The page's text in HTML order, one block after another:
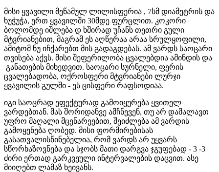
მისი ყვავილი მეწამულ ლილისფერია , 7სმ დიამეტრის და
ხუჭუჭა, ერთ ყვავილში 30მდე ფურცლით. კოკორი
ბოლომდე იშლება დ ხშირად უჩანს თეთრი გული
მტვრიანებით, მაგრამ ეს აღწერაა არაა სრულყოფილი,
ამიტომ ნუ იჩქარებთ მის გადაგდებას. ამ ვარდს საოცარი
თვისება აქვს. მისი შეფერილობა ცვალებდია ამინდის და
განათების მიხედვით. საოცარი სურნელი, ფერის
ცვალებადობა, ოქროსფერი მტვრიანები ლურჯი
ყვავილის გულში - ეს ცისფერი რაფსოდიაა.
იგი საოცრად ეფექტურად გამოიყურება ყვითელ
ვარდებთან. მას შორიდანვე ამჩნევენ, თუ არ დამალავთ
უფრო მაღალი მცენარეებით, შეიძლება ამ ვარდის
გამოყენება ღობედ. მისი ფორმირებისას
გასათვალისწინებელია, რომ ვარდს არ უყვარს
სწორხაზოვნება და სჯობს მათი დარგვა ჯგუფებად - 3 -3
ძირი ერთად გარკვეული ინტერვალების დაცვით. ასე
მიიღებთ ლამაზ ხეივანს.